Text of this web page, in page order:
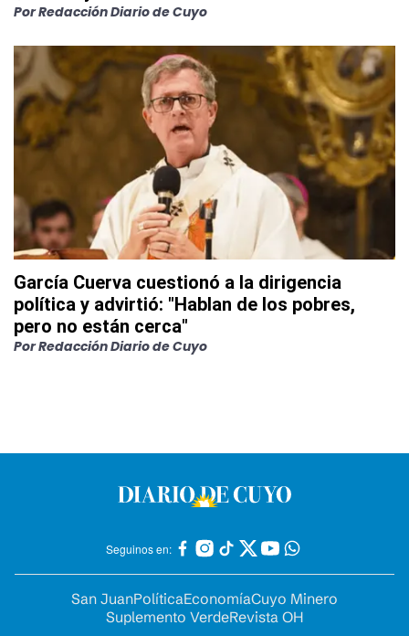
PorRedacción Diario de Cuyo
García Cuerva cuestionó a la dirigencia
política y advirtió: "Hablan de los pobres,
pero no están cerca"
PorRedacción Diario de Cuyo
Seguinos en:
San JuanPolíticaEconomíaCuyo Minero
Suplemento VerdeRevista OH